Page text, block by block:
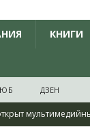
КНИГИ
ДЗЕН